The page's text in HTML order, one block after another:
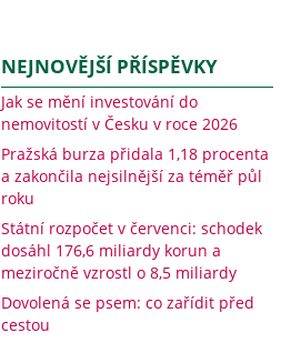
NEJNOVĚJŠÍ PŘÍSPĚVKY
Jak se mění investování do
nemovitostí v Česku v roce 2026
Pražská burza přidala 1,18 procenta
a zakončila nejsilnější za téměř půl
roku
Státní rozpočet v červenci: schodek
dosáhl 176,6 miliardy korun a
meziročně vzrostl o 8,5 miliardy
Dovolená se psem: co zařídit před
cestou